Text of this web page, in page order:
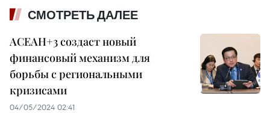
СМОТРЕТЬ ДАЛЕЕ
АСЕАН+3 создаст новый
финансовый механизм для
борьбы с региональными
кризисами
04/05/2024 02:41